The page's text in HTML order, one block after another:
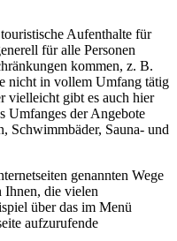
Aufenthalte für
für alle Personen
kommen, z. B.
nicht in vollem Umfang tätig
vielleicht gibt es auch hier
Umfanges der Angebote
Schwimmbäder, Sauna- und
genannten Wege
Ihnen, die vielen
über das im Menü
aufzurufende